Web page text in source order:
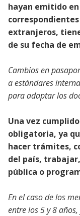
hayan emitido
extranjeros,
de su fecha de
Cambios en
a estándares
para adaptar los
Una vez
obligatoria, ya
hacer trámites,
del país,
pública o
En el caso de los
entre los 5 y 8